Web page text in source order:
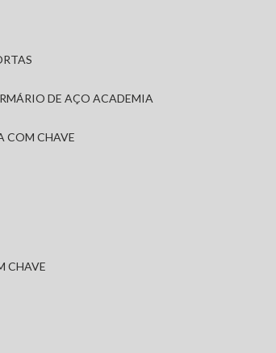
ARMÁRIO DE AÇO ACADEMIA
COM CHAVE
CHAVE